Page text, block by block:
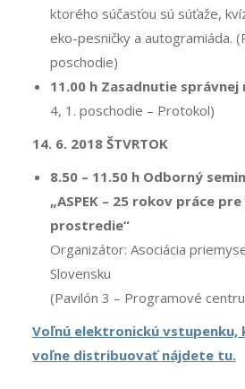
ktorého súčasťou sú súťaže,
eko-pesničky a autogramiáda.
poschodie)
11.00 h Zasadnutie správnej
4, 1. poschodie – Protokol)
14. 6. 2018 ŠTVRTOK
8.50 – 11.50 h Odborný
„ASPEK – 25 rokov práce
prostredie“
Organizátor: Asociácia
Slovensku
(Pavilón 3 – Programové
Voľnú elektronickú vstupenku,
voľne distribuovať nájdete tu.